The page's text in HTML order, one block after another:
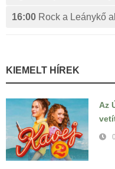
16:00 Rock a Leánykő
KIEMELT HÍREK
Az